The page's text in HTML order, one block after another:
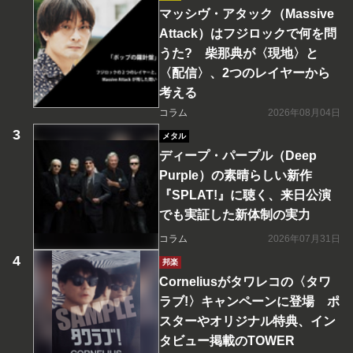
マッシヴ・アタック（Massive
Attack）はフジロックで何を問
うた? 柴那典が〈現地〉と
〈配信〉、2つのレイヤーから
考える
コラム 2026年08月04日
メタル
ディープ・パープル（Deep
Purple）の素晴らしい新作
『SPLAT!』に聴く、来日公演
でも実証した新体制の実力
コラム 2026年07月31日
邦楽
Corneliusがタワレコの〈タワ
ラブ!〉キャンペーンに登場 ポ
スターやオリジナル特典、イン
タビュー掲載のTOWER